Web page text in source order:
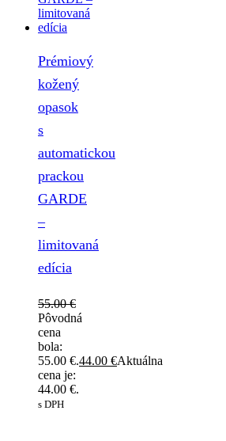
Prémiový
kožený
opasok
s
automatickou
prackou
GARDE
–
limitovaná
edícia
55.00€
Pôvodná
cena
bola:
55.00 €.44.00 €Aktuálna
cena je:
44.00 €.
s DPH